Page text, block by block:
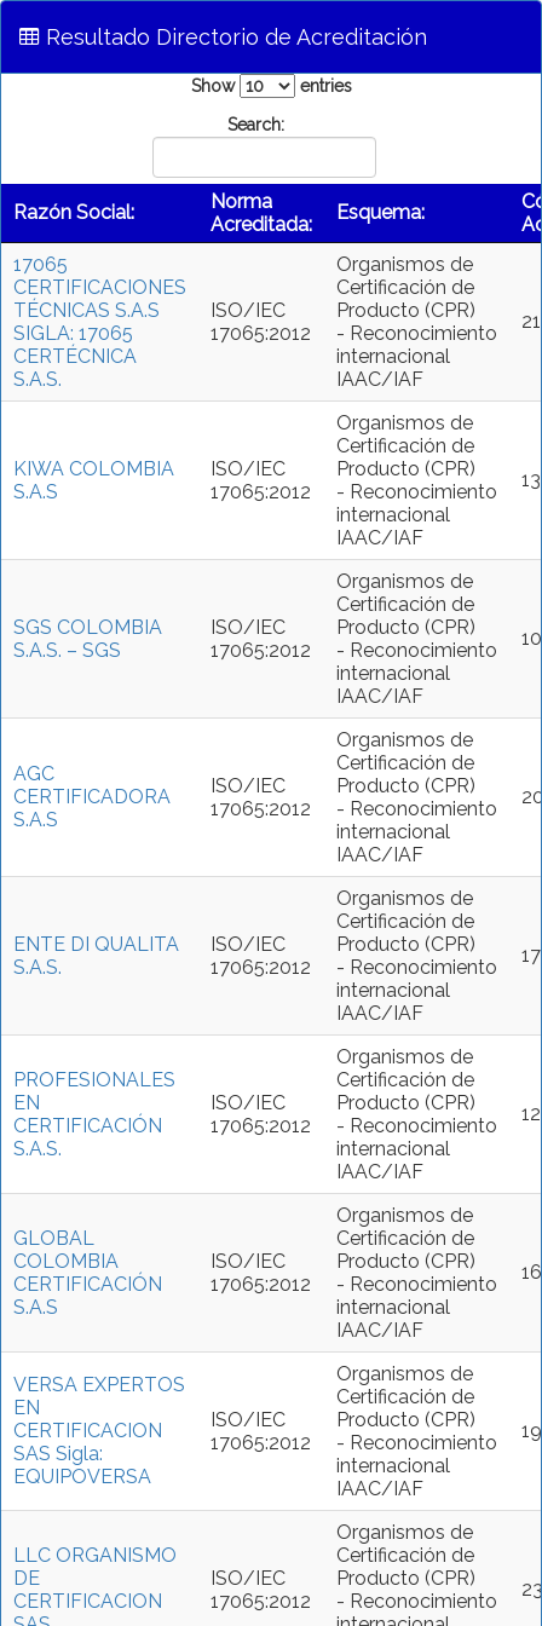
Resultado Directorio de Acreditación
Show
entries
Search:
Razón Social:
Norma
Acreditada:
Esquema:
17065
CERTIFICACIONES
TÉCNICAS S.A.S
SIGLA: 17065
CERTÉCNICA
S.A.S.
ISO/IEC
17065:2012
Organismos de
Certificación de
Producto (CPR)
- Reconocimiento
internacional
IAAC/IAF
KIWA COLOMBIA
S.A.S
ISO/IEC
17065:2012
Organismos de
Certificación de
Producto (CPR)
- Reconocimiento
internacional
IAAC/IAF
SGS COLOMBIA
S.A.S. – SGS
ISO/IEC
17065:2012
Organismos de
Certificación de
Producto (CPR)
- Reconocimiento
internacional
IAAC/IAF
AGC
CERTIFICADORA
S.A.S
ISO/IEC
17065:2012
Organismos de
Certificación de
Producto (CPR)
- Reconocimiento
internacional
IAAC/IAF
ENTE DI QUALITA
S.A.S.
ISO/IEC
17065:2012
Organismos de
Certificación de
Producto (CPR)
- Reconocimiento
internacional
IAAC/IAF
PROFESIONALES
EN
CERTIFICACIÓN
S.A.S.
ISO/IEC
17065:2012
Organismos de
Certificación de
Producto (CPR)
- Reconocimiento
internacional
IAAC/IAF
GLOBAL
COLOMBIA
CERTIFICACIÓN
S.A.S
ISO/IEC
17065:2012
Organismos de
Certificación de
Producto (CPR)
- Reconocimiento
internacional
IAAC/IAF
VERSA EXPERTOS
EN
CERTIFICACION
SAS Sigla:
EQUIPOVERSA
ISO/IEC
17065:2012
Organismos de
Certificación de
Producto (CPR)
- Reconocimiento
internacional
IAAC/IAF
LLC ORGANISMO
DE
CERTIFICACION
ISO/IEC
17065:2012
Organismos de
Certificación de
Producto (CPR)
- Reconocimiento